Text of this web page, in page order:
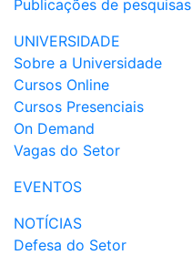
Publicações de pesquisas
UNIVERSIDADE
Sobre a Universidade
Cursos Online
Cursos Presenciais
On Demand
Vagas do Setor
EVENTOS
NOTÍCIAS
Defesa do Setor